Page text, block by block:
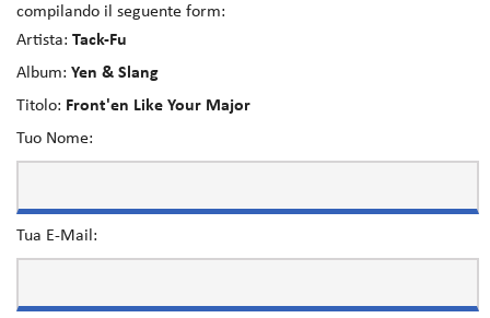
compilando il seguente form:
Artista: Tack-Fu
Album: Yen & Slang
Titolo: Front'en Like Your Major
Tuo Nome:
Tua E-Mail: